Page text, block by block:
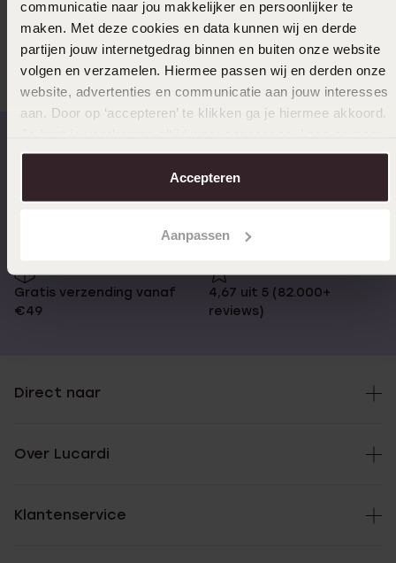
communicatie naar jou makkelijker en persoonlijker te
maken. Met deze cookies en data kunnen wij en derde
partijen jouw internetgedrag binnen en buiten onze website
volgen en verzamelen. Hiermee passen wij en derden onze
website, advertenties en communicatie aan jouw interesses
aan. Door op ‘accepteren’ te klikken ga je hiermee akkoord.
over in onscookiebeleid.
Accepteren
Aanpassen
Anderen kochten ook
Op werkdagen voor 17:00
14 dagen retourneren
Gratis verzending vanaf
€49
4,67 uit 5 (82.000+
reviews)
Direct naar
Over Lucardi
Klantenservice